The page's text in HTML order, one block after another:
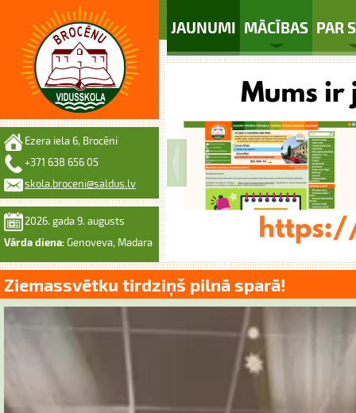
JAUNUMI MĀCĪBAS PAR
Ezera iela 6, Brocēni
+371 638 656 05
skola.broceni@saldus.lv
2026. gada 9. augusts
Vārda diena: Genoveva, Madara
Ziemassvētku tirdziņš pilnā sparā!